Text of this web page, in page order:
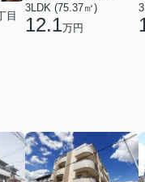
目
3LDK (75.37㎡)
12.1万円